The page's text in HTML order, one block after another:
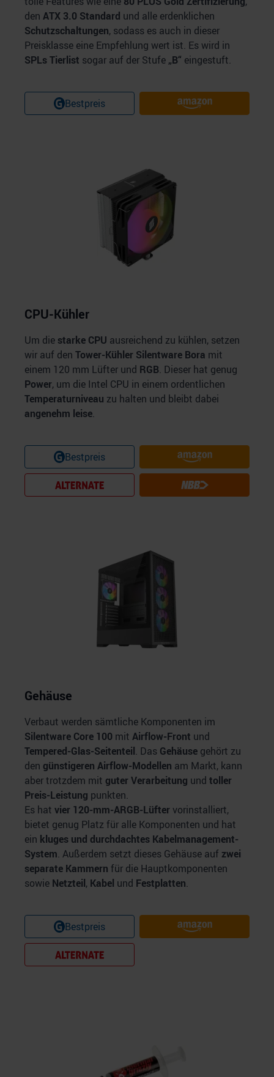
den ATX 3.0 Standard und alle erdenklichen
Schutzschaltungen, sodass es auch in dieser
Preisklasse eine Empfehlung wert ist. Es wird in
SPLs Tierlist sogar auf der Stufe „B“ eingestuft.
Bestpreis
CPU-Kühler
Um die starke CPU ausreichend zu kühlen, setzen
wir auf den Tower-Kühler Silentware Bora mit
einem 120 mm Lüfter und RGB. Dieser hat genug
Power, um die Intel CPU in einem ordentlichen
Temperaturniveau zu halten und bleibt dabei
angenehm leise.
Bestpreis
Gehäuse
Verbaut werden sämtliche Komponenten im
Silentware Core 100 mit Airflow-Front und
Tempered-Glas-Seitenteil. Das Gehäuse gehört zu
den günstigeren Airflow-Modellen am Markt, kann
aber trotzdem mit guter Verarbeitung und toller
Preis-Leistung punkten.
Es hat vier 120-mm-ARGB-Lüftervorinstalliert,
bietet genug Platz für alle Komponenten und hat
ein kluges und durchdachtes Kabelmanagement-
System. Außerdem setzt dieses Gehäuse auf zwei
separate Kammern für die Hauptkomponenten
sowie Netzteil, Kabel und Festplatten.
Bestpreis